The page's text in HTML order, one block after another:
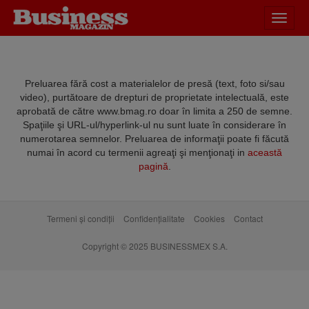
meniu
Preluarea fără cost a materialelor de presă (text, foto si/sau
video), purtătoare de drepturi de proprietate intelectuală, este
aprobată de către www.bmag.ro doar în limita a 250 de semne.
Spaţiile şi URL-ul/hyperlink-ul nu sunt luate în considerare în
numerotarea semnelor. Preluarea de informaţii poate fi făcută
numai în acord cu termenii agreaţi şi menţionaţi in această
pagină
Termeni și condiții Confidențialitate Cookies Contact
Copyright © 2025 BUSINESSMEX S.A.